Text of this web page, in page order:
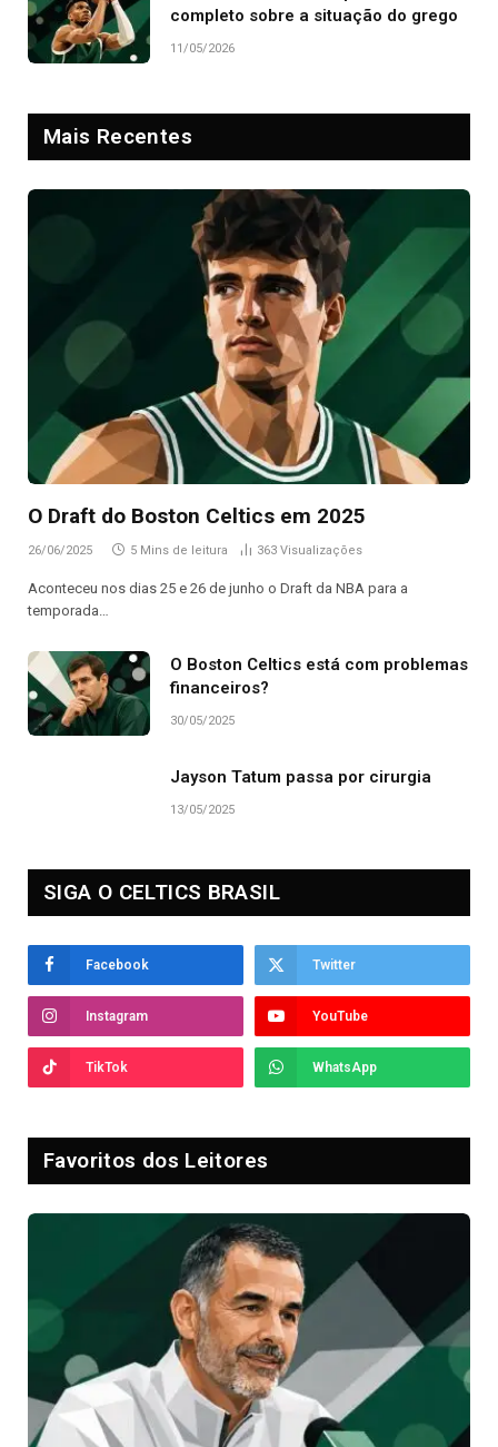
completo sobre a situação do grego
11/05/2026
Mais Recentes
O Draft do Boston Celtics em 2025
26/06/2025 5 Mins de leitura 363 Visualizações
Aconteceu nos dias 25 e 26 de junho o Draft da NBA para a
temporada…
O Boston Celtics está com problemas
financeiros?
30/05/2025
Jayson Tatum passa por cirurgia
13/05/2025
SIGA O CELTICS BRASIL
Facebook Twitter
Instagram YouTube
TikTok WhatsApp
Favoritos dos Leitores